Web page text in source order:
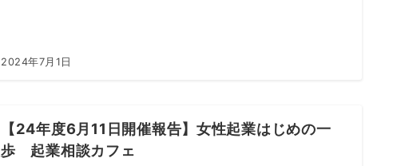
2024年7月1日
【24年度6月11日開催報告】女性起業はじめの一
歩 起業相談カフェ